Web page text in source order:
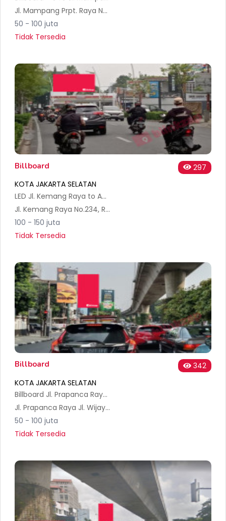
Jl. Mampang Prpt. Raya No.6b, RT.4/RW.5, Kalibata, Kec. Pancoran, Kota Jakarta Selatan, Daerah Khusus Ibukota Jakarta 12760, Indonesia
50 - 100 juta
Tidak Tersedia
Billboard
297
KOTA JAKARTA SELATAN
LED Jl. Kemang Raya to Ampera
Jl. Kemang Raya No.234, RT.3/RW.2, Bangka, Kec. Mampang Prpt., Kota Jakarta Selatan, Daerah Khusus Ibukota Jakarta 12560, Indonesia
100 - 150 juta
Tidak Tersedia
Billboard
342
KOTA JAKARTA SELATAN
Billboard Jl. Prapanca Raya (dekat Kantor Walikota Jakarta Selatan), arah Sudirman menuju Walikot Jakarta Selatan/ Antasari
Jl. Prapanca Raya Jl. Wijaya No.130, Petogogan, Kec. Kby. Baru, Kota Jakarta Selatan, Daerah Khusus Ibukota Jakarta 12160, Indonesia
50 - 100 juta
Tidak Tersedia